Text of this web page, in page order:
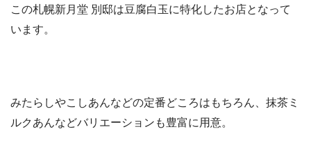
この札幌新月堂 別邸は豆腐白玉に特化したお店となって
います。
みたらしやこしあんなどの定番どころはもちろん、抹茶ミ
ルクあんなどバリエーションも豊富に用意。